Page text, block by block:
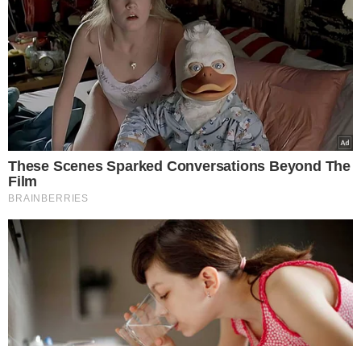
VEJA MAIS NOTÍCIAS